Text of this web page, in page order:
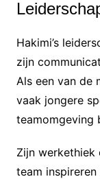
Hakimi’s
zijn
Als een van de
vaak jongere
teamomgeving
Zijn werkethiek
team